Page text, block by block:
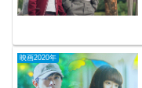
映画2020年